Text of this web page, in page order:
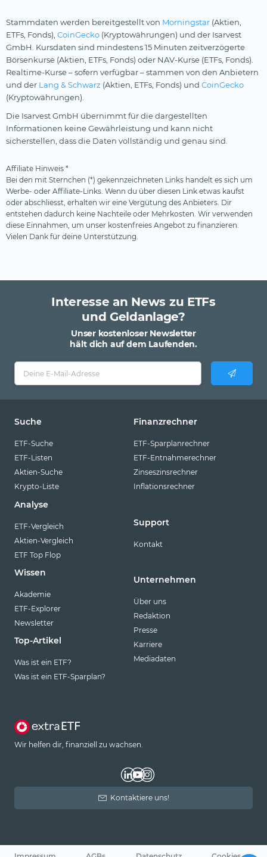
Stammdaten werden bereitgestellt von Morningstar (Aktien,
ETFs, Fonds), CoinGecko (Kryptowährungen) und der Isarvest
GmbH. Kursdaten sind mindestens 15 Minuten zeitverzögerte
Börsenkurse (Aktien, ETFs, Fonds) oder NAV-Kurse (ETFs, Fonds).
Realtime-Kurse – sofern verfügbar – stammen von den Anbietern
und der Lang & Schwarz (Aktien, ETFs, Fonds) und CoinGecko
(Kryptowährungen).
Die Isarvest GmbH übernimmt für die dargestellten
Informationen keine Gewährleistung und kann nicht
sicherstellen, dass die Daten vollständig und genau sind.
Affiliate Hinweis *
Bei den mit Sternchen (*) gekennzeichneten Links handelt es sich um
Werbe- oder Affiliate-Links. Wenn du über diesen Link etwas kaufst
oder abschliesst, erhalten wir eine Vergütung des Anbieters. Dir
entstehen dadurch keine Nachteile oder Mehrkosten. Wir verwenden
diese Einnahmen, um unser kostenfreies Angebot zu finanzieren.
Vielen Dank für deine Unterstützung.
Interesse an News zu ETFs
und Geldanlage?
Unser kostenloser Newsletter
hält dich auf dem Laufenden.
Suche
ETF-Suche
ETF-Listen
Aktien-Suche
Krypto-Liste
Analyse
ETF-Vergleich
Aktien-Vergleich
ETF Top Flop
Wissen
Akademie
ETF-Explorer
Newsletter
Top-Artikel
Was ist ein ETF?
Was ist ein ETF-Sparplan?
Finanzrechner
ETF-Sparplanrechner
ETF-Entnahmerechner
Zinseszinsrechner
Inflationsrechner
Support
Kontakt
Unternehmen
Über uns
Redaktion
Presse
Karriere
Mediadaten
Wir helfen dir, finanziell zu wachsen.
Kontaktiere uns!